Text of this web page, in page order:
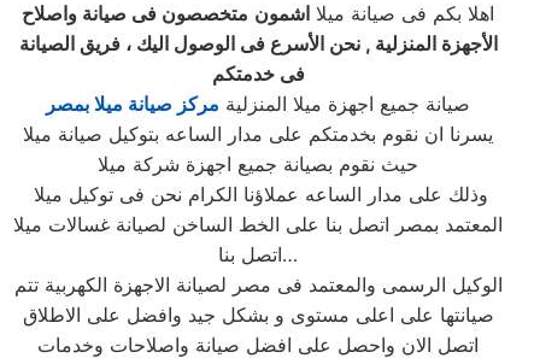
اهلا بكم فى صيانة ميلا اشمون متخصصون فى صيانة واصلاح
الأجهزة المنزلية , نحن الأسرع فى الوصول اليك ، فريق الصيانة
فى خدمتكم
صيانة جميع اجهزة ميلا المنزلية مركز صيانة ميلا بمصر
يسرنا ان نقوم بخدمتكم على مدار الساعه بتوكيل صيانة ميلا
حيث نقوم بصيانة جميع اجهزة شركة ميلا
المعتمد بمصر اتصل بنا على الخط الساخن لصيانة غسالات ميلا
اتصل بنا…
الوكيل الرسمى والمعتمد فى مصر لصيانة الاجهزة الكهربية تتم
صيانتها على اعلى مستوى و بشكل جيد وافضل على الاطلاق
اتصل الان واحصل على افضل صيانة واصلاحات وخدمات